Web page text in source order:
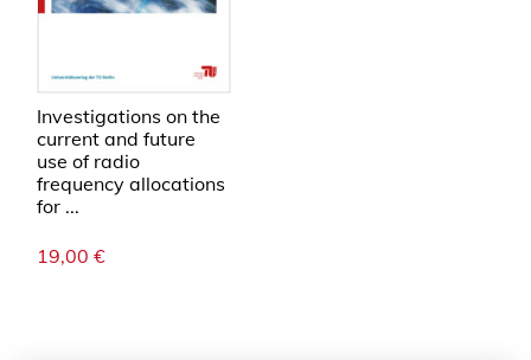
Investigations on the
current and future
use of radio
frequency allocations
for ...
19,00 €